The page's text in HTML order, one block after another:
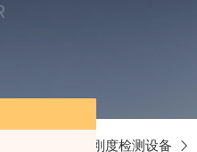
环刚度检测设备